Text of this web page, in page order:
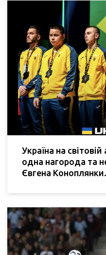
Україна на світовій
одна нагорода та
Євгена Коноплянки.